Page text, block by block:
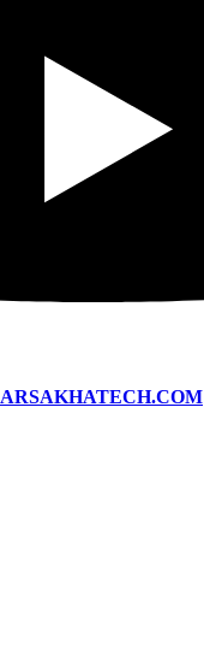
ARSAKHATECH.COM